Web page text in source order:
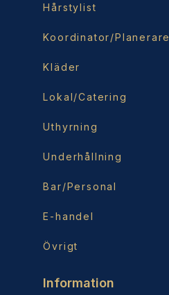
Hårstylist
Koordinator/Planerare
Kläder
Lokal/Catering
Uthyrning
Underhållning
Bar/Personal
E-handel
Övrigt
Information